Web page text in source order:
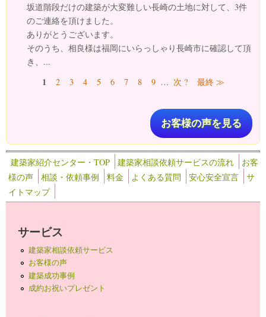
坂道階段だけの建築が大変難しい長崎の土地に対して、3件
のご連絡を頂けました。
ありがとうございます。
そのうち、相良様は福岡にいらっしゃり長崎市に確認して頂
き、...
ページ1 2 3 4 5 6 7 8 9 … 次 ? 最終 ≫
お客様の声を見る
建築家紹介センター・TOP 建築家相談依頼サービスの流れ
お客
様の声
相談・依頼事例 料金 よくある質問 安心安全宣言
サ
イトマップ
サービス
建築家相談依頼サービス
お客様の声
建築成功事例
成約お祝いプレゼント